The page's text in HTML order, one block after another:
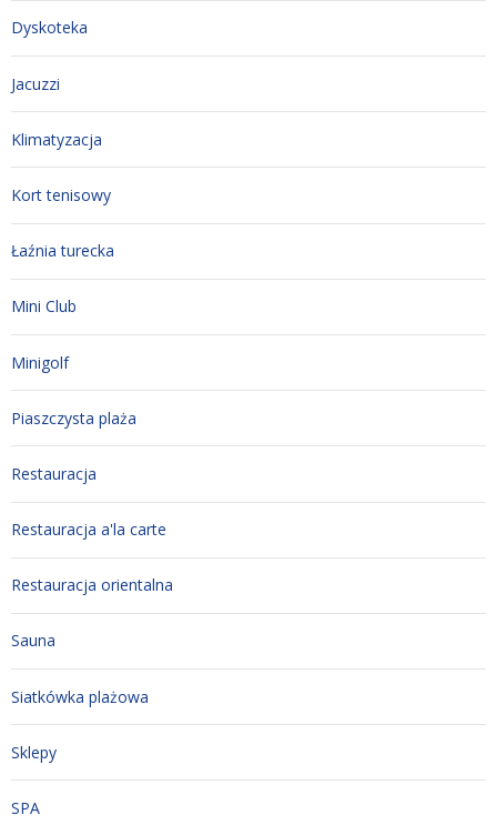
Dyskoteka
Jacuzzi
Klimatyzacja
Kort tenisowy
Łaźnia turecka
Mini Club
Minigolf
Piaszczysta plaża
Restauracja
Restauracja a'la carte
Restauracja orientalna
Sauna
Siatkówka plażowa
Sklepy
SPA